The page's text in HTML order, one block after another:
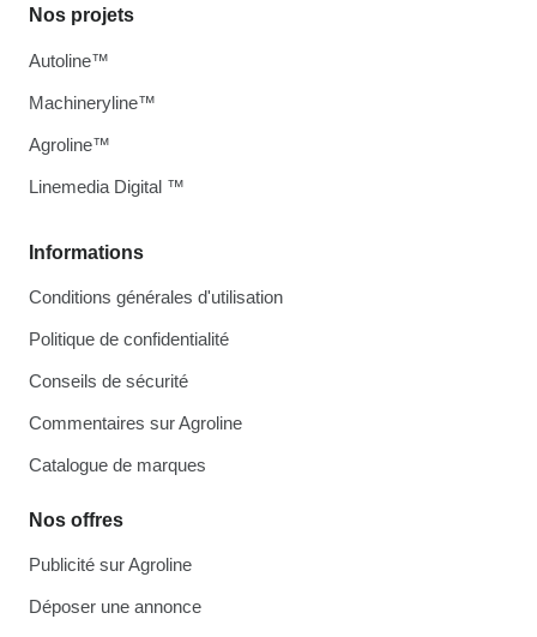
Informations
Conditions générales d'utilisation
Politique de confidentialité
Conseils de sécurité
Commentaires sur Agroline
Catalogue de marques
Nos offres
Publicité sur Agroline
Déposer une annonce
Nos projets
Autoline™
Machineryline™
Agroline™
Linemedia Digital ™